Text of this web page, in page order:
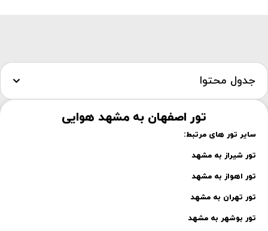
جدول محتوا
تور اصفهان به مشهد هوایی
سایر تور های مرتبط:
تور شیراز به مشهد
تور اهواز به مشهد
تور تهران به مشهد
تور بوشهر به مشهد